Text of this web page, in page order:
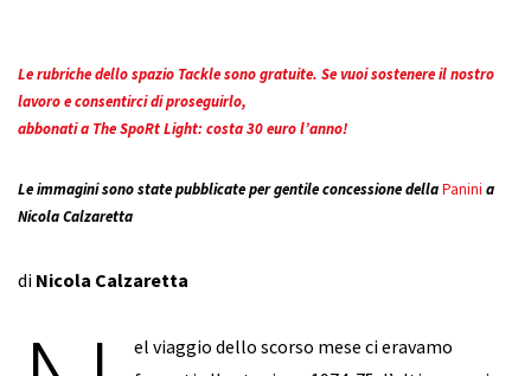
Le rubriche dello spazio Tackle sono gratuite. Se vuoi sostenere il nostro
lavoro e consentirci di proseguirlo,
abbonati a The SpoRt Light: costa 30 euro l’anno!
Le immagini sono state pubblicate per gentile concessione dellaPanini a
Nicola Calzaretta
di Nicola Calzaretta
el viaggio dello scorso mese ci eravamo